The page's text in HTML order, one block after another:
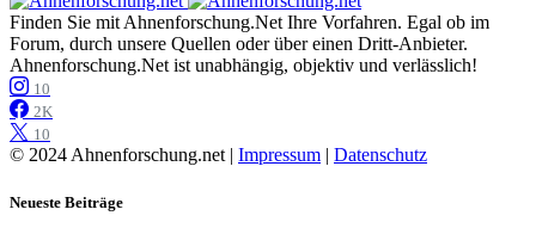
Finden Sie mit Ahnenforschung.Net Ihre Vorfahren. Egal ob im
Forum, durch unsere Quellen oder über einen Dritt-Anbieter.
Ahnenforschung.Net ist unabhängig, objektiv und verlässlich!
10
2K
10
© 2024 Ahnenforschung.net | Impressum | Datenschutz
Neueste Beiträge